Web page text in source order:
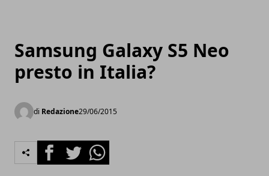
Samsung Galaxy S5 Neo
presto in Italia?
di Redazione29/06/2015
FacebookTwitterWhatsapp